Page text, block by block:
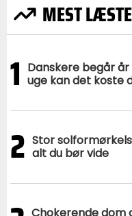
MEST LÆSTE
1 Danskere begår
uge kan det koste
2 Stor
alt du bør vide